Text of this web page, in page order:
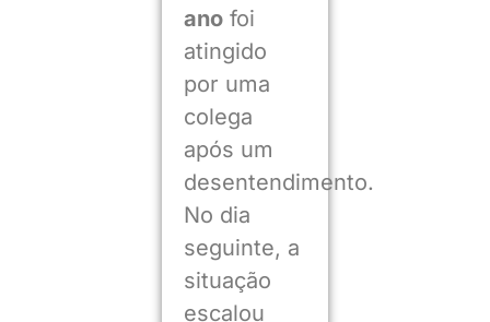
anofoi
atingido
por uma
colega
após um
desentendimento.
No dia
seguinte, a
situação
escalou